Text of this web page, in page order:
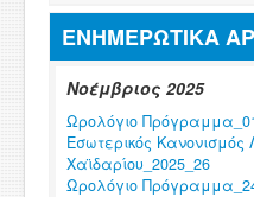
ΕΝΗΜΕΡΩΤΙΚΑ
Νοέμβριος 2025
Ωρολόγιο
Εσωτερικός Κανονισμός
Χαϊδαρίου_2025_26
Ωρολόγιο